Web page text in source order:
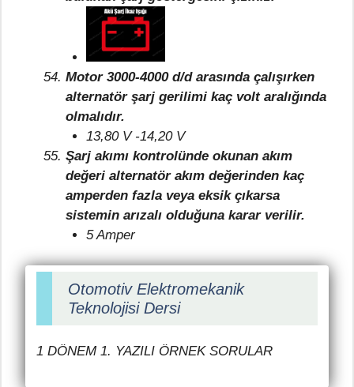
Motor 3000-4000 d/d arasında çalışırken
alternatör şarj gerilimi kaç volt aralığında
olmalıdır.
13,80 V -14,20 V
Şarj akımı kontrolünde okunan akım
değeri alternatör akım değerinden kaç
amperden fazla veya eksik çıkarsa
sistemin arızalı olduğuna karar verilir.
5 Amper
Otomotiv Elektromekanik
Teknolojisi Dersi
1 DÖNEM 1. YAZILI ÖRNEK SORULAR